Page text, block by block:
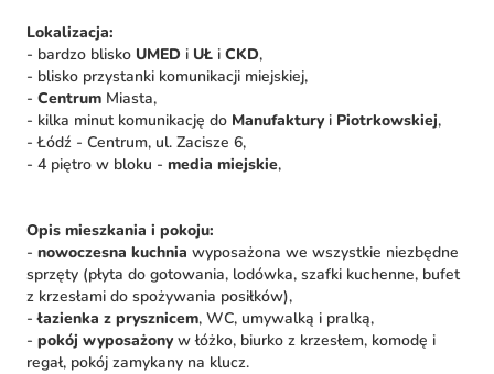
Lokalizacja:
- bardzo blisko UMED i UŁ i CKD,
- blisko przystanki komunikacji miejskiej,
- Centrum Miasta,
- kilka minut komunikację do Manufaktury i Piotrkowskiej,
- Łódź - Centrum, ul. Zacisze 6,
- 4 piętro w bloku - media miejskie,
Opis mieszkania i pokoju:
- nowoczesna kuchnia wyposażona we wszystkie niezbędne
sprzęty (płyta do gotowania, lodówka, szafki kuchenne, bufet
z krzesłami do spożywania posiłków),
-łazienka z prysznicem, WC, umywalką i pralką,
- pokój wyposażony w łóżko, biurko z krzesłem, komodę i
regał, pokój zamykany na klucz.